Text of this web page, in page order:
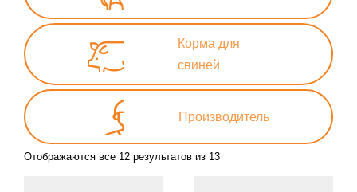
Корма для
свиней
Производитель
Отображаются все 12 результатов из 13